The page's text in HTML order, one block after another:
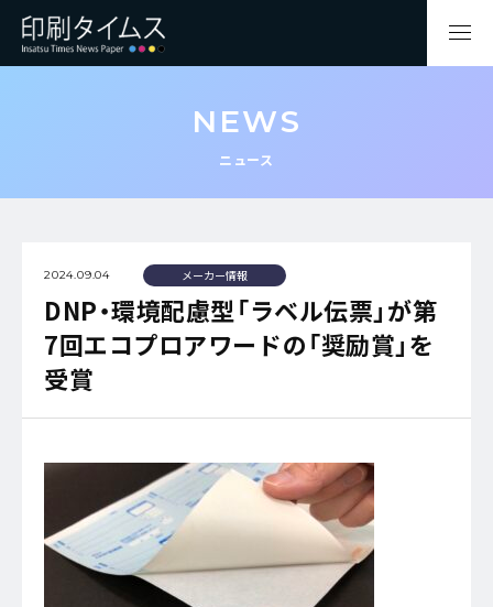
NEWS
ニュース
2024.09.04 メーカー情報
DNP・環境配慮型「ラベル伝票」が第
7回エコプロアワードの「奨励賞」を
受賞